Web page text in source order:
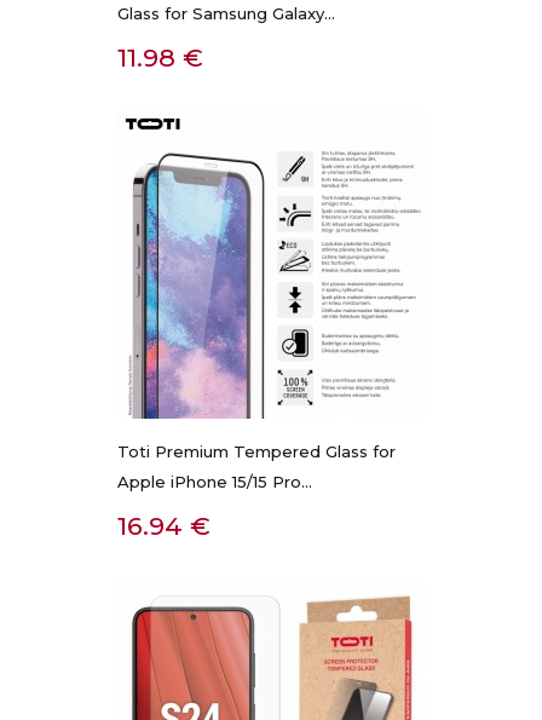
Glass for Samsung Galaxy...
Kaina
11.98 €
Toti Premium Tempered Glass for
Apple iPhone 15/15 Pro...
Kaina
16.94 €